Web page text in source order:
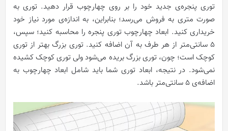
توری پنجره‌ی جدید خود را بر روی چهارچوب قرار دهید. توری به
صورت متری به فروش می‌رسد؛ بنابراین، به اندازه‌ی مورد نیاز خود
خریداری کنید. ابعاد چهارچوب توری پنجره را محاسبه کنید؛ سپس،
۵ سانتی‌متر از هر طرف به آن اضافه کنید. توری بزرگ بهتر از توری
کوچک است؛ چون، توری بزرگ بریده می‌شود ولی توری کوچک کشیده
نمی‌شود. در نتیجه، ابعاد توری شما باید شامل ابعاد چهارچوب به
اضافه‌ی ۵ سانتی‌متر باشد.